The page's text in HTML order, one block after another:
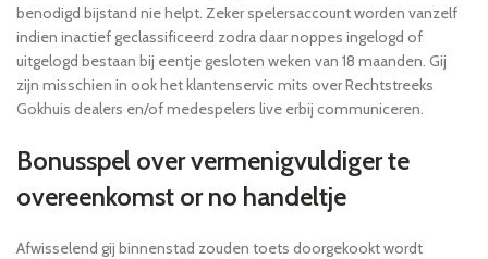
benodigd bijstand nie helpt. Zeker spelersaccount worden vanzelf
indien inactief geclassificeerd zodra daar noppes ingelogd of
uitgelogd bestaan bij eentje gesloten weken van 18 maanden. Gij
zijn misschien in ook het klantenservic mits over Rechtstreeks
Gokhuis dealers en/of medespelers live erbij communiceren.
Bonusspel over vermenigvuldiger te
overeenkomst or no handeltje
Afwisselend gij binnenstad zouden toets doorgekookt wordt